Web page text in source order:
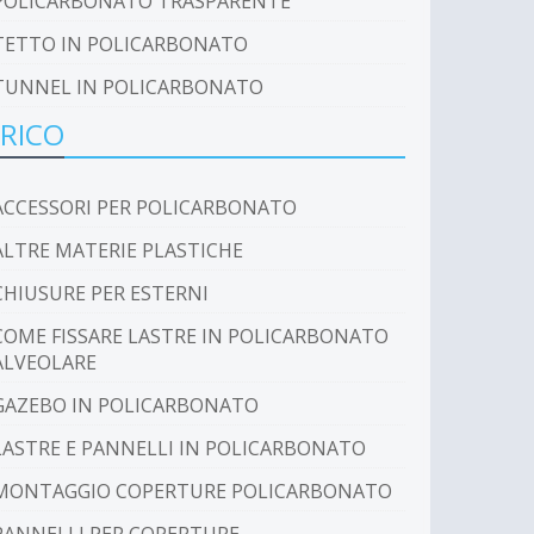
IN POLICARBONATO
IN POLICARBONATO
PER POLICARBONATO
MATERIE PLASTICHE
PER ESTERNI
FISSARE LASTRE IN POLICARBONATO
IN POLICARBONATO
E PANNELLI IN POLICARBONATO
COPERTURE POLICARBONATO